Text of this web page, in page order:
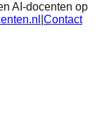
AI-docenten op
Contact